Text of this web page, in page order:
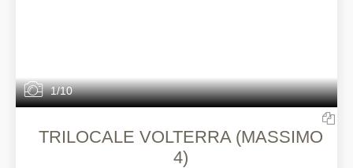
1/10
TRILOCALE VOLTERRA (MASSIMO
4)